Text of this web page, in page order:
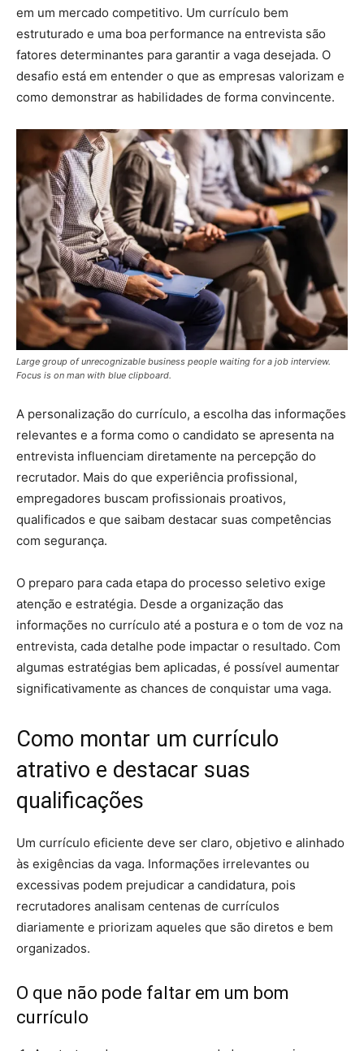
em um mercado competitivo. Um currículo bem
estruturado e uma boa performance na entrevista são
fatores determinantes para garantir a vaga desejada. O
desafio está em entender o que as empresas valorizam e
como demonstrar as habilidades de forma convincente.
Large group of unrecognizable business people waiting for a job interview.
Focus is on man with blue clipboard.
A personalização do currículo, a escolha das informações
relevantes e a forma como o candidato se apresenta na
entrevista influenciam diretamente na percepção do
recrutador. Mais do que experiência profissional,
empregadores buscam profissionais proativos,
qualificados e que saibam destacar suas competências
com segurança.
O preparo para cada etapa do processo seletivo exige
atenção e estratégia. Desde a organização das
informações no currículo até a postura e o tom de voz na
entrevista, cada detalhe pode impactar o resultado. Com
algumas estratégias bem aplicadas, é possível aumentar
significativamente as chances de conquistar uma vaga.
Como montar um currículo
atrativo e destacar suas
qualificações
Um currículo eficiente deve ser claro, objetivo e alinhado
às exigências da vaga. Informações irrelevantes ou
excessivas podem prejudicar a candidatura, pois
recrutadores analisam centenas de currículos
diariamente e priorizam aqueles que são diretos e bem
organizados.
O que não pode faltar em um bom
currículo